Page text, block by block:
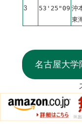
3
53'25"09 沖
東
名古屋大学